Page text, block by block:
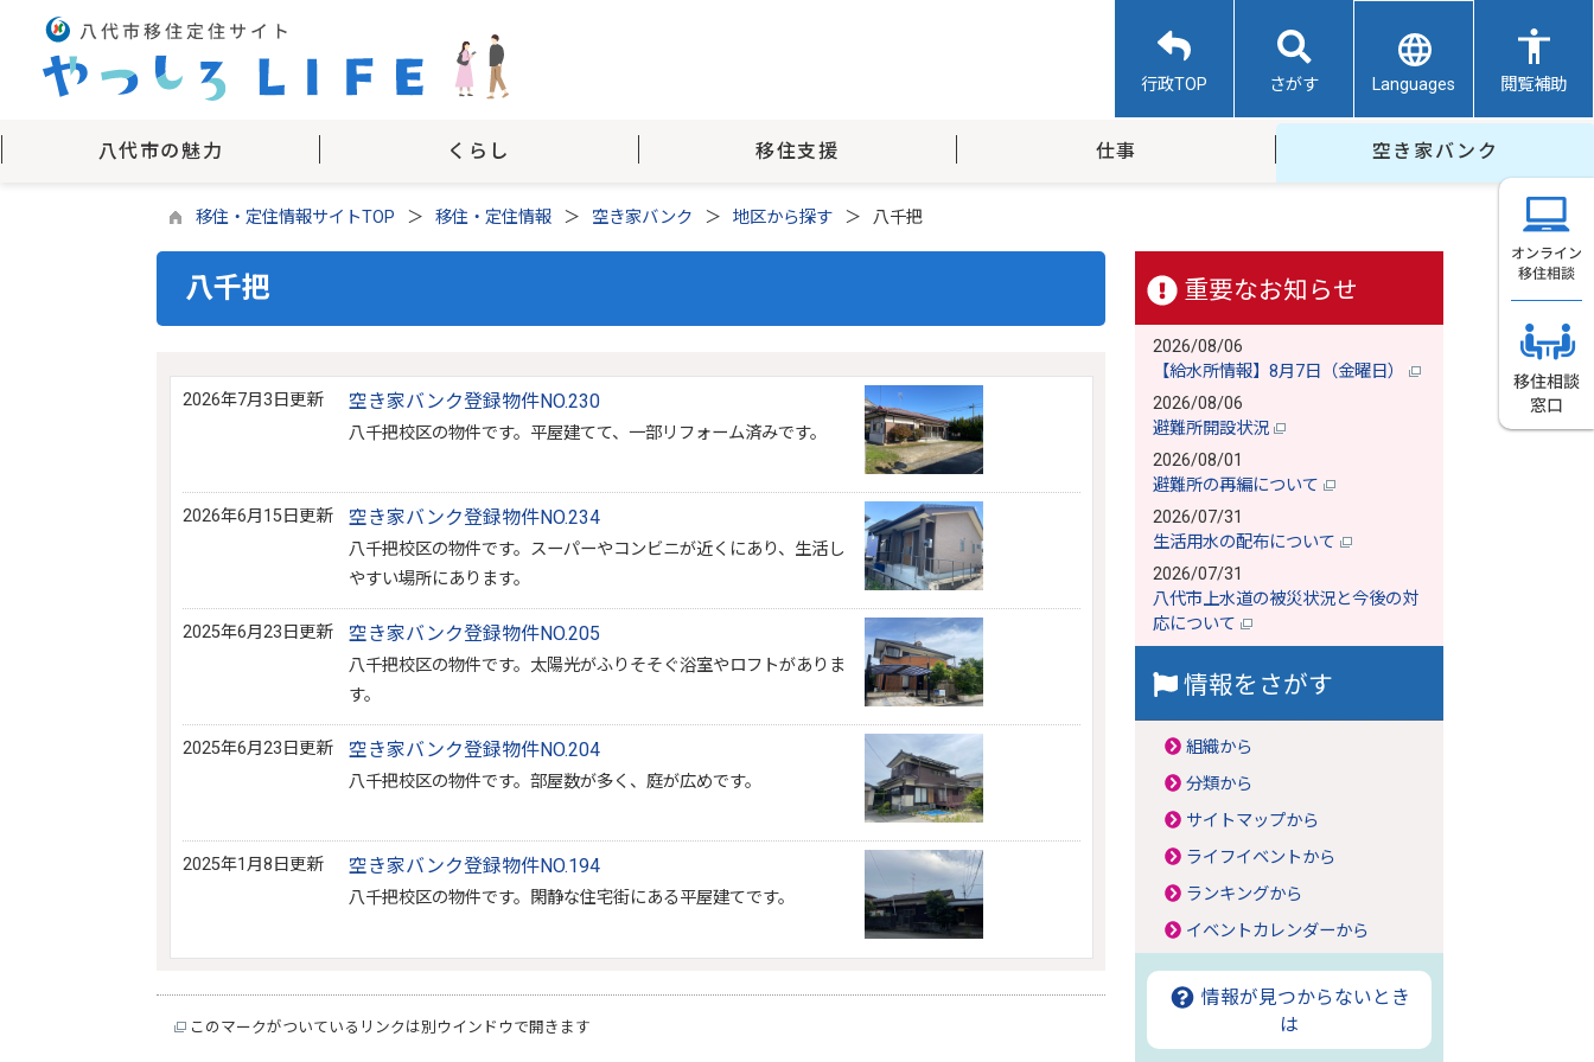
行政TOP さがす Languages 閲覧補助
八代市の魅力 くらし 移住支援 仕事 空き家バンク
移住・定住情報サイトTOP 移住・定住情報 空き家バンク 地区から探す 八千把
八千把
2026年7月3日更新 空き家バンク登録物件NO.230
八千把校区の物件です。平屋建てて、一部リフォーム済みです。
2026年6月15日更新 空き家バンク登録物件NO.234
八千把校区の物件です。スーパーやコンビニが近くにあり、生活し
やすい場所にあります。
2025年6月23日更新 空き家バンク登録物件NO.205
八千把校区の物件です。太陽光がふりそそぐ浴室やロフトがありま
す。
2025年6月23日更新 空き家バンク登録物件NO.204
八千把校区の物件です。部屋数が多く、庭が広めです。
2025年1月8日更新 空き家バンク登録物件NO.194
八千把校区の物件です。閑静な住宅街にある平屋建てです。
このマークがついているリンクは別ウインドウで開きます
重要なお知らせ
2026/08/06
【給水所情報】8月7日（金曜日）
2026/08/06
避難所開設状況
2026/08/01
避難所の再編について
2026/07/31
生活用水の配布について
2026/07/31
八代市上水道の被災状況と今後の対
応について
情報をさがす
組織から
分類から
サイトマップから
ライフイベントから
ランキングから
イベントカレンダーから
情報が見つからないとき
は